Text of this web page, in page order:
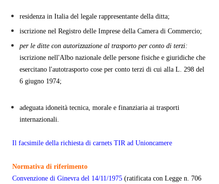
residenza in Italia del legale rappresentante della ditta;
iscrizione nel Registro delle Imprese della Camera di Commercio;
per le ditte con autorizzazione al trasporto per conto di terzi:
iscrizione nell'Albo nazionale delle persone fisiche e giuridiche che
esercitano l'autotrasporto cose per conto terzi di cui alla L. 298 del
6 giugno 1974;
adeguata idoneità tecnica, morale e finanziaria ai trasporti
internazionali.
Il facsimile della richiesta di carnets TIR ad Unioncamere
Normativa di riferimento
Convenzione di Ginevra del 14/11/1975 (ratificata con Legge n. 706